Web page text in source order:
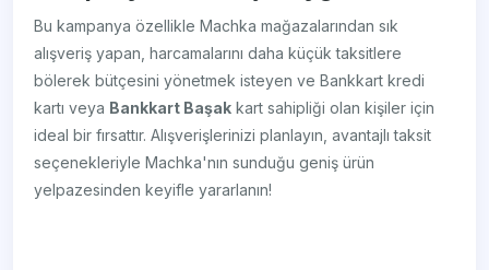
Bu kampanya özellikle Machka mağazalarından sık
alışveriş yapan, harcamalarını daha küçük taksitlere
bölerek bütçesini yönetmek isteyen ve Bankkart kredi
kartı veya Bankkart Başak kart sahipliği olan kişiler için
ideal bir fırsattır. Alışverişlerinizi planlayın, avantajlı taksit
seçenekleriyle Machka'nın sunduğu geniş ürün
yelpazesinden keyifle yararlanın!